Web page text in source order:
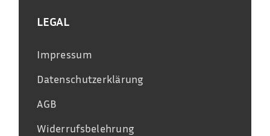
LEGAL
Impressum
Datenschutzerklärung
AGB
Widerrufsbelehrung